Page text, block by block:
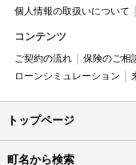
個人情報の取扱いについて
コンテンツ
ご契約の流れ 保険のご相
ローンシミュレーション
トップページ
町名から検索